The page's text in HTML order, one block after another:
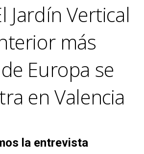
Jardín Vertical
más
Europa se
en Valencia
la entrevista